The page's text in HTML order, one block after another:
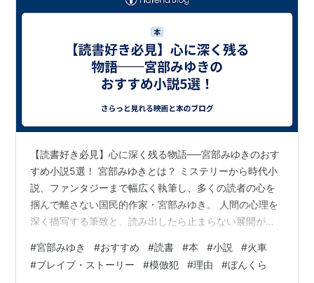
【読書好き必見】心に深く残る物語──宮部みゆきのおす
すめ小説5選！ 宮部みゆきとは？ ミステリーから時代小
説、ファンタジーまで幅広く執筆し、多くの読者の心を
掴んで離さない国民的作家・宮部みゆき。 人間の心理を
深く描写する筆致と、読み出したら止まらない展開が魅
もおすすめしたい小説を厳選してご紹介します。 1. 『火
車』（1992年） 読み出したら止まらない社会派ミステリ
#宮部みゆき #おすすめ #読書 #本 #小説 #火車
#ブレイブ・ストーリー #模倣犯 #理由 #ぼんくら